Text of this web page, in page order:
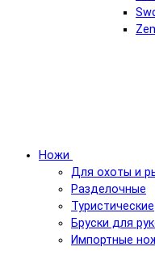
Ножи
Для охоты и
Разделочные
Туристические
Бруски для
Импортные